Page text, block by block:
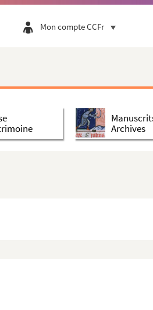
Mon compte CCFr
Archives